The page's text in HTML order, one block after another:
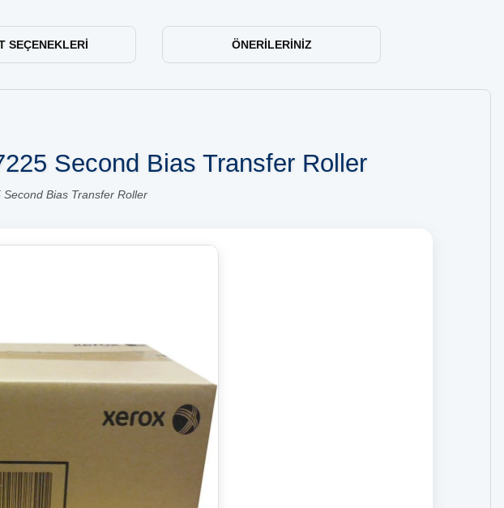
SEÇENEKLERI ÖNERILERINIZ
Second Bias Transfer Roller
Bias Transfer Roller